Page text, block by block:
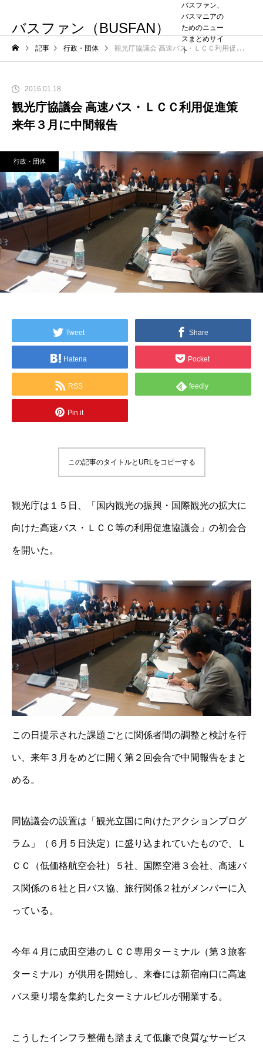
バスファン（BUSFAN）
バスファン、
バスマニアの
ためのニュー
スまとめサイ
ト
記事 行政・団体 観光庁協議会 高速バス・ＬＣＣ利用促進策 来年３月に中間報告
2016.01.18
観光庁協議会 高速バス・ＬＣＣ利用促進策
来年３月に中間報告
行政・団体
Tweet Share
Hatena Pocket
RSS feedly
Pin it
この記事のタイトルとURLをコピーする
観光庁は１５日、「国内観光の振興・国際観光の拡大に
向けた高速バス・ＬＣＣ等の利用促進協議会」の初会合
を開いた。
この日提示された課題ごとに関係者間の調整と検討を行
い、来年３月をめどに開く第２回会合で中間報告をまと
める。
同協議会の設置は「観光立国に向けたアクションプログ
ラム」（６月５日決定）に盛り込まれていたもので、Ｌ
ＣＣ（低価格航空会社）５社、国際空港３会社、高速バ
ス関係の６社と日バス協、旅行関係２社がメンバーに入
っている。
今年４月に成田空港のＬＣＣ専用ターミナル（第３旅客
ターミナル）が供用を開始し、来春には新宿南口に高速
バス乗り場を集約したターミナルビルが開業する。
こうしたインフラ整備も踏まえて低廉で良質なサービス